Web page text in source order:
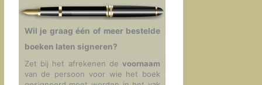
Wil je graag één of meer bestelde
boeken laten signeren?
Zet bij het afrekenen devoornaam
van de persoon voor wie het boek